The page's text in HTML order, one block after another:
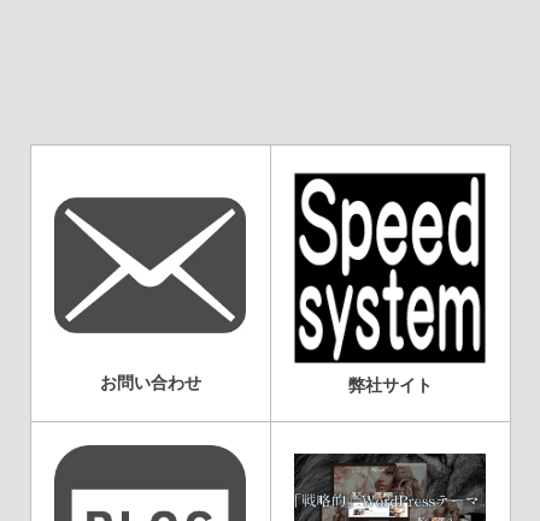
お問い合わせ 弊社サイト